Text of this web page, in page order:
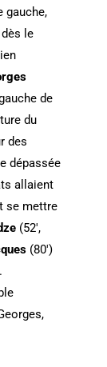
gauche,
le
de
du
des
dépassée
allaient
se mettre
(52′,
(80′)